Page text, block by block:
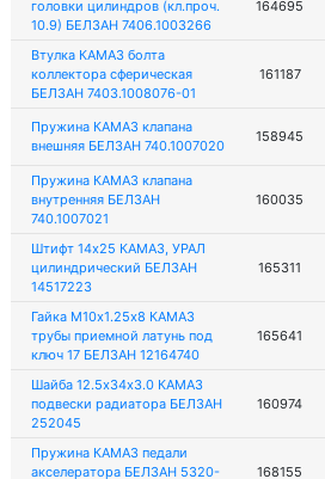
головки цилиндров (кл.проч.
10.9) БЕЛЗАН 7406.1003266
164695
Втулка КАМАЗ болта
коллектора сферическая
БЕЛЗАН 7403.1008076-01
161187
Пружина КАМАЗ клапана
внешняя БЕЛЗАН 740.1007020
158945
Пружина КАМАЗ клапана
внутренняя БЕЛЗАН
740.1007021
160035
Штифт 14х25 КАМАЗ, УРАЛ
цилиндрический БЕЛЗАН
14517223
165311
Гайка М10х1.25х8 КАМАЗ
трубы приемной латунь под
ключ 17 БЕЛЗАН 12164740
165641
Шайба 12.5х34х3.0 КАМАЗ
подвески радиатора БЕЛЗАН
252045
160974
Пружина КАМАЗ педали
акселератора БЕЛЗАН 5320-
168155